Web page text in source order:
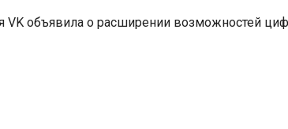
VK объявила о расширении возможностей